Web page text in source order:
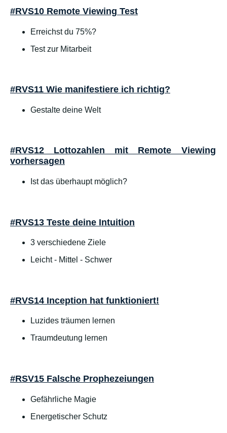
#RVS10 Remote Viewing Test
Erreichst du 75%?
Test zur Mitarbeit
#RVS11 Wie manifestiere ich richtig?
Gestalte deine Welt
#RVS12 Lottozahlen mit Remote Viewing
vorhersagen
Ist das überhaupt möglich?
#RVS13 Teste deine Intuition
3 verschiedene Ziele
Leicht - Mittel - Schwer
#RVS14 Inception hat funktioniert!
Luzides träumen lernen
Traumdeutung lernen
#RSV15 Falsche Prophezeiungen
Gefährliche Magie
Energetischer Schutz